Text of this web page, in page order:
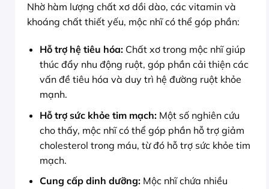
Nhờ hàm lượng chất xơ dồi dào, các vitamin và
khoáng chất thiết yếu, mộc nhĩ có thể góp phần:
Hỗ trợ hệ tiêu hóa:Chất xơ trong mộc nhĩ giúp
thúc đẩy nhu động ruột, góp phần cải thiện các
vấn đề tiêu hóa và duy trì hệ đường ruột khỏe
mạnh.
Hỗ trợ sức khỏe tim mạch:Một số nghiên cứu
cho thấy, mộc nhĩ có thể góp phần hỗ trợ giảm
cholesterol trong máu, từ đó hỗ trợ sức khỏe tim
mạch.
Cung cấp dinh dưỡng:Mộc nhĩ chứa nhiều